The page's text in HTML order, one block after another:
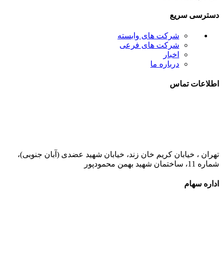
دسترسی سریع
شرکت های وابسته
شرکت های فرعی
اخبار
درباره ما
اطلاعات تماس
تهران ، خیابان کریم خان زند، خیابان شهید عضدی (آبان جنوبی)،
شماره 11، ساختمان شهید بهمن محمودپور
اداره سهام